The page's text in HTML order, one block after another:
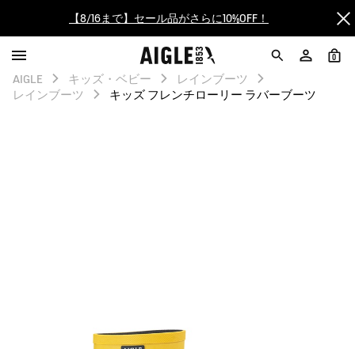
【最大50%OFF】FINAL SALEがスタート！
ログイン/会員登録で送料＆返品無料
AIGLE CLUB ポイントサービス終了のお知らせ
0
AIGLE キッズ・ベビー
レインブーツ
レインブーツ
キッズ フレンチローリー ラバーブーツ